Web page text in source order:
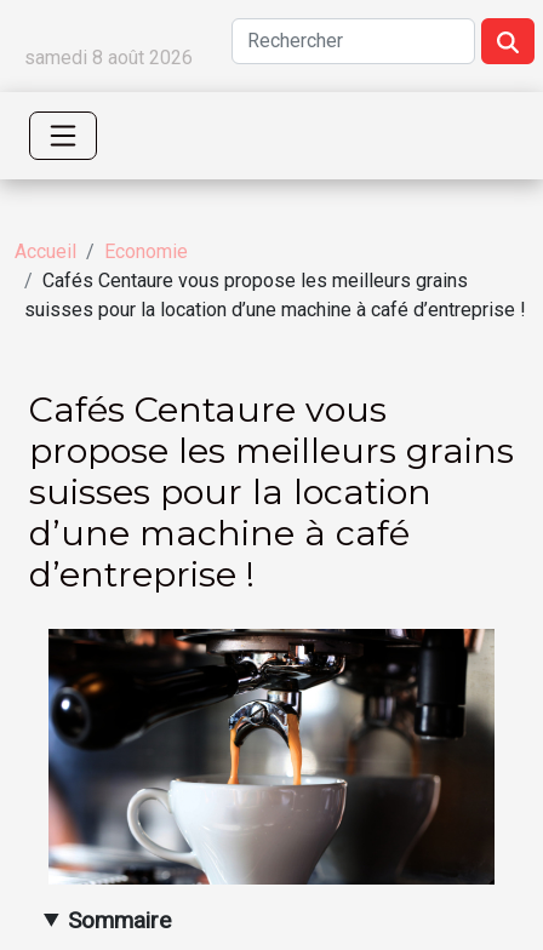
samedi 8 août 2026
Accueil
Economie
Cafés Centaure vous propose les meilleurs grains
suisses pour la location d’une machine à café d’entreprise !
Cafés Centaure vous
propose les meilleurs grains
suisses pour la location
d’une machine à café
d’entreprise !
Sommaire